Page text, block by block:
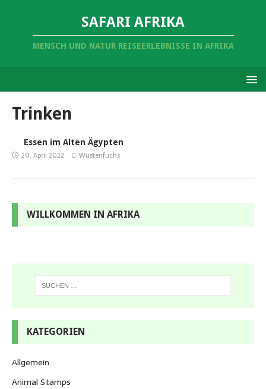
SAFARI AFRIKA
MENSCH UND NATUR REISEERLEBNISSE IN AFRIKA
Trinken
Essen im Alten Ägypten
20. April 2022 Wüstenfuchs
WILLKOMMEN IN AFRIKA
KATEGORIEN
Allgemein
Animal Stamps